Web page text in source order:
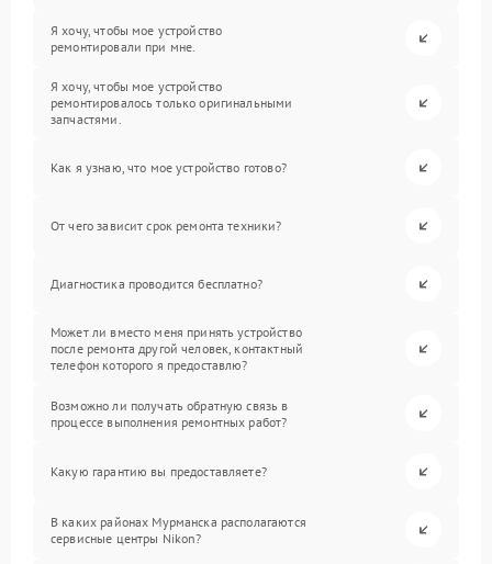
Я хочу, чтобы мое устройство
ремонтировали при мне.
Я хочу, чтобы мое устройство
ремонтировалось только оригинальными
запчастями.
Как я узнаю, что мое устройство готово?
От чего зависит срок ремонта техники?
Диагностика проводится бесплатно?
Может ли вместо меня принять устройство
после ремонта другой человек, контактный
телефон которого я предоставлю?
Возможно ли получать обратную связь в
процессе выполнения ремонтных работ?
Какую гарантию вы предоставляете?
В каких районах Мурманска располагаются
сервисные центры Nikon?